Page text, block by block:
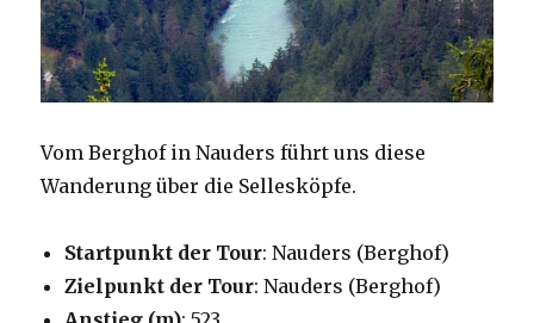
Vom Berghof in Nauders führt uns diese
Wanderung über die Sellesköpfe.
Startpunkt der Tour: Nauders (Berghof)
Zielpunkt der Tour: Nauders (Berghof)